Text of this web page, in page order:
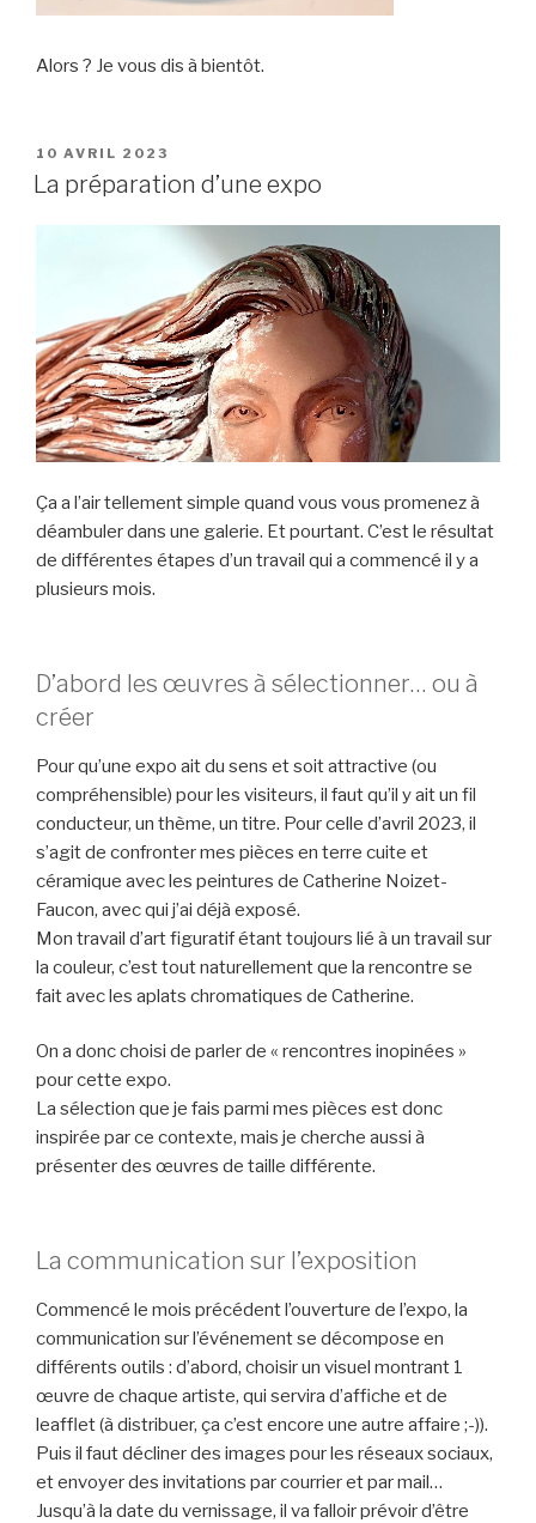
Alors ? Je vous dis à bientôt.
PUBLIÉ
LE
10 AVRIL 2023
La préparation d’une expo
Ça a l’air tellement simple quand vous vous promenez à
déambuler dans une galerie. Et pourtant. C’est le résultat
de différentes étapes d’un travail qui a commencé il y a
plusieurs mois.
D’abord les œuvres à sélectionner… ou à
créer
Pour qu’une expo ait du sens et soit attractive (ou
compréhensible) pour les visiteurs, il faut qu’il y ait un fil
conducteur, un thème, un titre. Pour celle d’avril 2023, il
s’agit de confronter mes pièces en terre cuite et
céramique avec les peintures de Catherine Noizet-
Faucon, avec qui j’ai déjà exposé.
Mon travail d’art figuratif étant toujours lié à un travail sur
la couleur, c’est tout naturellement que la rencontre se
fait avec les aplats chromatiques de Catherine.
On a donc choisi de parler de « rencontres inopinées »
pour cette expo.
La sélection que je fais parmi mes pièces est donc
inspirée par ce contexte, mais je cherche aussi à
présenter des œuvres de taille différente.
La communication sur l’exposition
Commencé le mois précédent l’ouverture de l’expo, la
communication sur l’événement se décompose en
différents outils : d’abord, choisir un visuel montrant 1
œuvre de chaque artiste, qui servira d’affiche et de
leafflet (à distribuer, ça c’est encore une autre affaire ;-)).
Puis il faut décliner des images pour les réseaux sociaux,
et envoyer des invitations par courrier et par mail…
Jusqu’à la date du vernissage, il va falloir prévoir d’être